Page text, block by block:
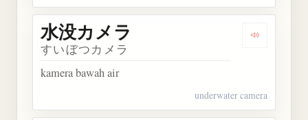
Dengarkan
水没カメラ
すいぼつカメラ
kamera bawah air
underwater camera